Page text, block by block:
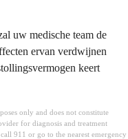
uw medische team de
ervan verdwijnen
keert
only and does not constitute
for diagnosis and treatment
911 or go to the nearest emergency